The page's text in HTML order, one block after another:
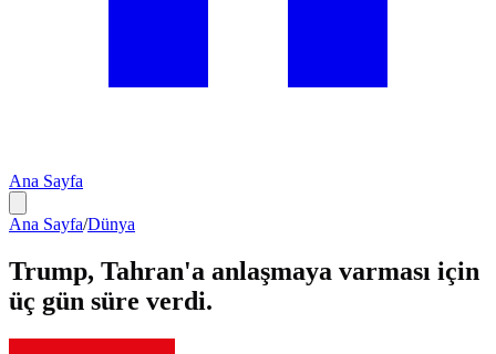
Ana Sayfa
Ana Sayfa/Dünya
Trump, Tahran'a anlaşmaya varması için
üç gün süre verdi.